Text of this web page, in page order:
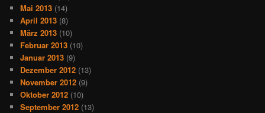
Mai 2013 (14)
April 2013 (8)
März 2013 (10)
Februar 2013 (10)
Januar 2013 (9)
Dezember 2012 (13)
November 2012 (9)
Oktober 2012 (10)
September 2012 (13)